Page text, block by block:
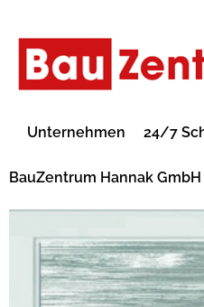
Unternehmen 24/7
BauZentrum Hannak GmbH